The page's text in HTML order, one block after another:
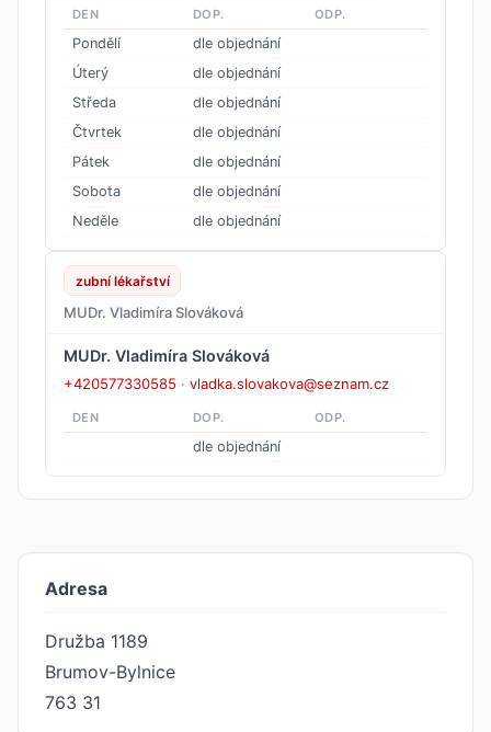
DEN DOP. ODP.
Pondělí
dle objednání
Úterý
dle objednání
Středa
dle objednání
Čtvrtek
dle objednání
Pátek
dle objednání
Sobota
dle objednání
Neděle
dle objednání
zubní lékařství
MUDr. Vladimíra Slováková
MUDr. Vladimíra Slováková
+420577330585 · vladka.slovakova@seznam.cz
DEN DOP. ODP.
dle objednání
Adresa
Družba 1189
Brumov-Bylnice
763 31